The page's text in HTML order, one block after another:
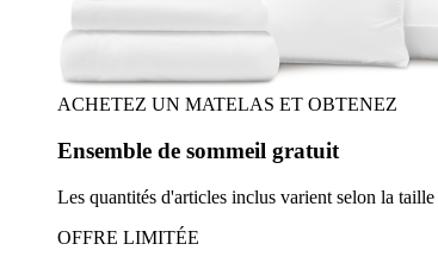
ACHETEZ UN MATELAS ET OBTENEZ
Ensemble de sommeil gratuit
Les quantités d'articles inclus varient selon la taille
OFFRE LIMITÉE